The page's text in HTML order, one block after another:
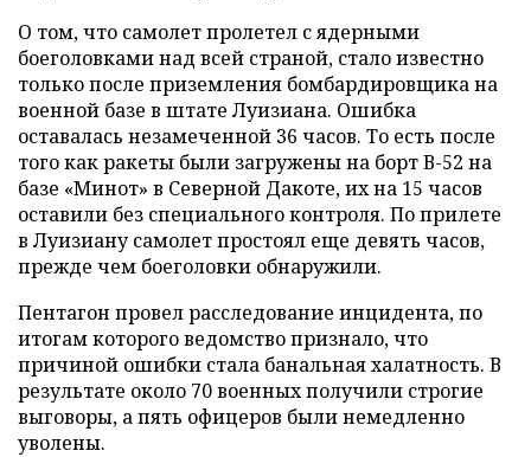
О том, что самолет пролетел с ядерными
боеголовками над всей страной, стало известно
только после приземления бомбардировщика на
военной базе в штате Луизиана. Ошибка
оставалась незамеченной 36 часов. То есть после
того как ракеты были загружены на борт В-52 на
базе «Минот» в Северной Дакоте, их на 15 часов
оставили без специального контроля. По прилете
в Луизиану самолет простоял еще девять часов,
прежде чем боеголовки обнаружили.
Пентагон провел расследование инцидента, по
итогам которого ведомство признало, что
причиной ошибки стала банальная халатность. В
результате около 70 военных получили строгие
выговоры, а пять офицеров были немедленно
уволены.